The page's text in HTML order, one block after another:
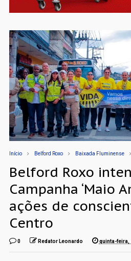
Início Belford Roxo Baixada Fluminense
Belford Roxo
Campanha ‘Maio
ações de
Centro
0 Redator Leonardo quinta-feira,